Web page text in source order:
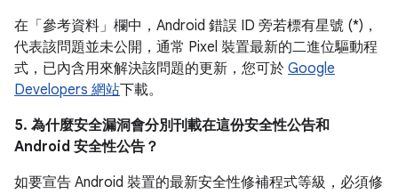
在「參考資料」 欄中，Android 錯誤 ID 旁若標有星號 (*)，
代表該問題並未公開，通常 Pixel 裝置最新的二進位驅動程
式，已內含用來解決該問題的更新，您可於 Google
Developers 網站下載。
5. 為什麼安全漏洞會分別刊載在這份安全性公告和
Android 安全性公告？
如要宣告 Android 裝置的最新安全性修補程式等級，必須修